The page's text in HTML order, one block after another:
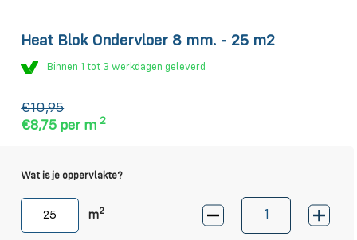
Heat Blok Ondervloer 8 mm. - 25 m2
Binnen 1 tot 3 werkdagen geleverd
€10,95
€8,75 per m 2
Wat is je oppervlakte?
m2